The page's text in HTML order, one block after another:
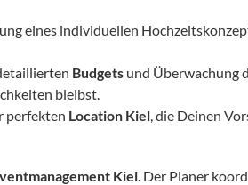
eines individuellen
Budgets und Überwachung
bleibst.
perfekten Location Kiel, die Deinen
Kiel. Der Planer